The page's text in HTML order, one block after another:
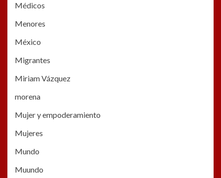
Médicos
Menores
México
Migrantes
Miriam Vázquez
morena
Mujer y empoderamiento
Mujeres
Mundo
Muundo